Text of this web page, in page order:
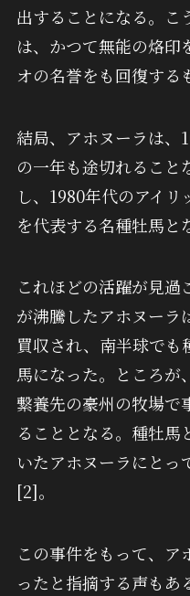
出することになる。こ
は、かつて無能の烙印
オの名誉をも回復する
結局、アホヌーラは、
の一年も途切れること
し、1980年代のアイ
を代表する名種牡馬と
これほどの活躍が見
が沸騰したアホヌーラ
買収され、南半球でも
馬になった。ところが
繋養先の豪州の牧場で
ることとなる。種牡馬
いたアホヌーラにとっ
[2]。
この事件をもって、ア
ったと指摘する声も